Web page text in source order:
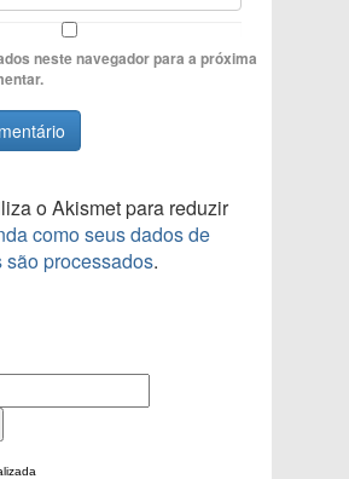
neste navegador para a próxima
o Akismet para reduzir
como seus dados de
são processados.